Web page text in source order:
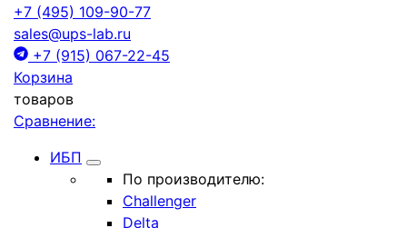
+7 (495) 109-90-77
sales@ups-lab.ru
+7 (915) 067-22-45
Корзина
товаров
Сравнение:
ИБП
По производителю:
Challenger
Delta